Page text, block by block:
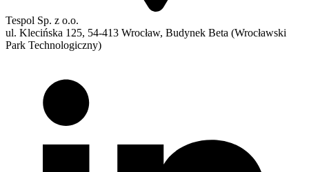
Tespol Sp. z o.o.
ul. Klecińska 125, 54-413 Wrocław, Budynek Beta (Wrocławski
Park Technologiczny)